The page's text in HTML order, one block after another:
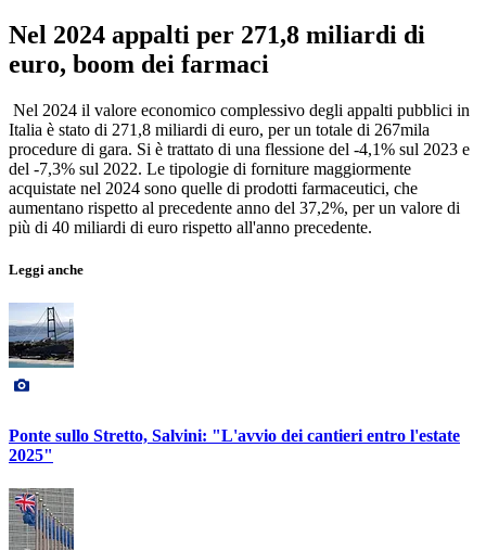
Nel 2024 appalti per 271,8 miliardi di
euro, boom dei farmaci
Nel 2024 il valore economico complessivo degli appalti pubblici in
Italia è stato di 271,8 miliardi di euro, per un totale di 267mila
procedure di gara. Si è trattato di una flessione del -4,1% sul 2023 e
del -7,3% sul 2022. Le tipologie di forniture maggiormente
acquistate nel 2024 sono quelle di prodotti farmaceutici, che
aumentano rispetto al precedente anno del 37,2%, per un valore di
più di 40 miliardi di euro rispetto all'anno precedente.
Leggi anche
Ponte sullo Stretto, Salvini: "L'avvio dei cantieri entro l'estate
2025"